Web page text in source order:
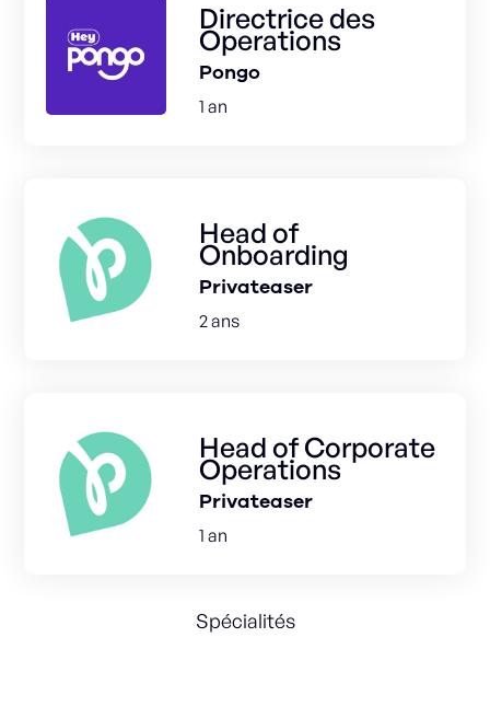
Directrice des
Operations
Pongo
1 an
Head of
Onboarding
Privateaser
2 ans
Head of Corporate
Operations
Privateaser
1 an
Spécialités